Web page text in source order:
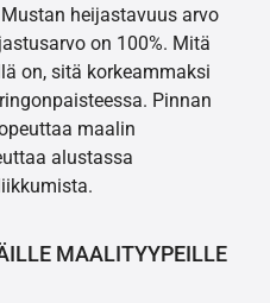
heijastavuus arvo
on 100%. Mitä
on, sitä korkeammaksi
Pinnan
maalin
alustassa
MAALITYYPEILLE